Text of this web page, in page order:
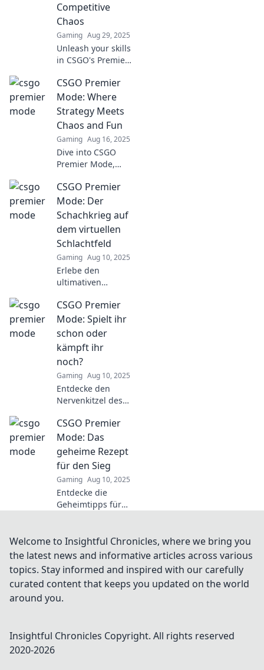
Competitive
Chaos
Gaming Aug 29, 2025
Unleash your skills
in CSGO's Premier
the thrilling blend
of casual fun and
competitive chaos
—join the battle
now!
CSGO Premier
Mode: Where
Strategy Meets
Chaos and Fun
Gaming Aug 16, 2025
Dive into CSGO
Premier Mode,
strategy collides
with chaotic fun!
Discover tips,
tricks, and
gameplay secrets
now!
CSGO Premier
Mode: Der
Schachkrieg auf
dem virtuellen
Schlachtfeld
Gaming Aug 10, 2025
Erlebe den
ultimativen
CSGO Premier
Mode! Taktik,
Spannung und
Nervenkitzel
warten auf dich im
virtuellen
Schlachtfeld.
CSGO Premier
Mode: Spielt ihr
schon oder
kämpft ihr
noch?
Gaming Aug 10, 2025
Entdecke den
Nervenkitzel des
Mode! Bist du
bereit für die
ultimative
Herausforderung
im Kampf oder
spielst du nur?
CSGO Premier
Mode: Das
geheime Rezept
für den Sieg
Gaming Aug 10, 2025
Entdecke die
Geheimtipps für
Werde zum
ultimativen
Champion – starte
jetzt!
Welcome to Insightful Chronicles, where we bring you
the latest news and informative articles across various
topics. Stay informed and inspired with our carefully
curated content that keeps you updated on the world
around you.
Insightful Chronicles Copyright. All rights reserved
2020-2026